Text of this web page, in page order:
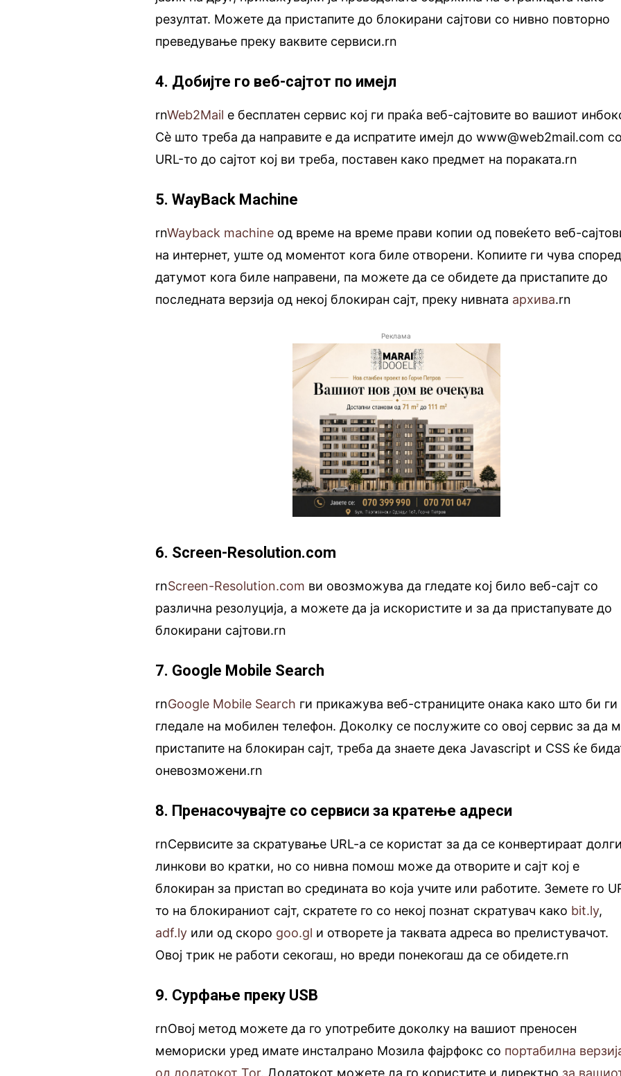
резултат. Можете да пристапите до блокирани сајтови со нивно повторно
преведување преку ваквите сервиси.rn
4. Добијте го веб-сајтот по имејл
rnWeb2Mail е бесплатен сервис кој ги праќа веб-сајтовите во вашиот
Сè што треба да направите е да испратите имејл до www@web2mail.com
URL-то до сајтот кој ви треба, поставен како предмет на пораката.rn
5. WayBack Machine
rnWayback machine од време на време прави копии од повеќето веб-
на интернет, уште од моментот кога биле отворени. Копиите ги чува
датумот кога биле направени, па можете да се обидете да пристапите до
последната верзија од некој блокиран сајт, преку нивната архива.rn
Реклама
6. Screen-Resolution.com
rnScreen-Resolution.com ви овозможува да гледате кој било веб-сајт со
различна резолуција, а можете да ја искористите и за да пристапувате до
блокирани сајтови.rn
7. Google Mobile Search
rnGoogle Mobile Search ги прикажува веб-страниците онака како што би ги
гледале на мобилен телефон. Доколку се послужите со овој сервис за да
пристапите на блокиран сајт, треба да знаете дека Javascript и CSS ќе
оневозможени.rn
8. Пренасочувајте со сервиси за кратење адреси
rnСервисите за скратување URL-a се користат за да се конвертираат
линкови во кратки, но со нивна помош може да отворите и сајт кој е
блокиран за пристап во средината во која учите или работите. Земете го
то на блокираниот сајт, скратете го со некој познат скратувач како bit.ly,
adf.ly или од скоро goo.gl и отворете ја таквата адреса во прелистувачот.
Овој трик не работи секогаш, но вреди понекогаш да се обидете.rn
9. Сурфање преку USB
rnОвој метод можете да го употребите доколку на вашиот преносен
мемориски уред имате инсталрано Мозила фајрфокс со портабилна
од додатокот Tor. Додатокот можете да го користите и директно за